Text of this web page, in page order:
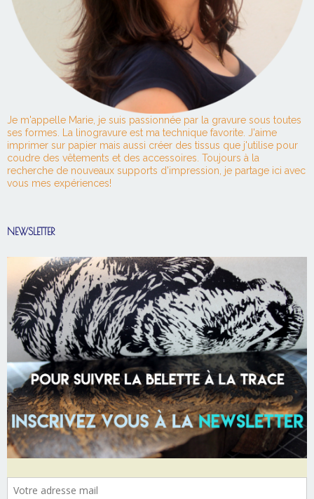
Je m'appelle Marie, je suis passionnée par la gravure sous toutes
ses formes. La linogravure est ma technique favorite. J'aime
imprimer sur papier mais aussi créer des tissus que j'utilise pour
coudre des vêtements et des accessoires. Toujours à la
recherche de nouveaux supports d'impression, je partage ici avec
vous mes expériences!
NEWSLETTER